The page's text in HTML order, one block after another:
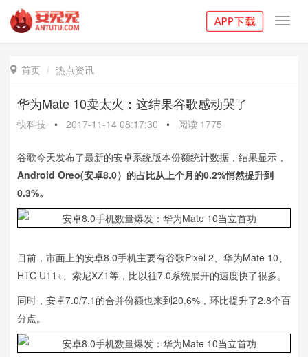
 首页 热点资讯
华为Mate 10卖太火：这结果谷歌感动哭了
快科技 • 2017-11-14 08:17:30 • 阅读 1775
谷歌今天发布了最新的安卓系统版本份额统计数据，结果显示，
Android Oreo(安卓8.0）的占比从上个月的0.2%悄然提升到
0.3%。
目前，市面上的安卓8.0手机主要有谷歌Pixel 2、华为Mate 10、
HTC U11+、索尼XZ1等，比以往7.0系统展开的速度快了很多。
同时，安卓7.0/7.1的合并份额也来到20.6%，环比提升了2.8个百
分点。